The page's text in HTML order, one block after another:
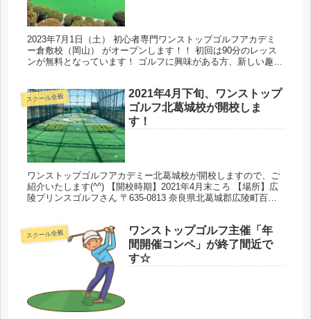
2023年7月1日（土） 初心者専門ワンストップゴルフアカデミ
ー倉敷校（岡山） がオープンします！！ 初回は90分のレッス
ンが無料となっています！ ゴルフに興味がある方、新しい趣味
スクール全般
2021年4月下旬、ワンストップ
ゴルフ北葛城校が開校しま
す！
ワンストップゴルフアカデミー北葛城校が開校しますので、ご
紹介いたします(^^) 【開校時期】2021年4月末ころ 【場所】広
陵プリンスゴルフさん 〒635-0813 奈良県北葛城郡広陵町百済
スクール全般
ワンストップゴルフ主催「年
間開催コンペ」が終了間近で
す☆